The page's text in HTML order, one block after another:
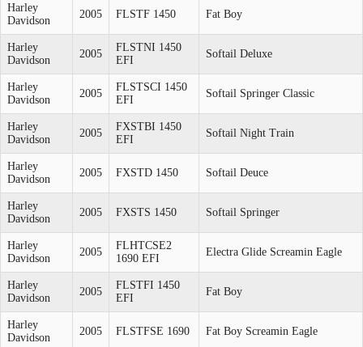
Harley
Davidson
2005 FLSTF 1450 Fat Boy
Harley
Davidson
2005
FLSTNI 1450
EFI
Softail Deluxe
Harley
Davidson
2005
FLSTSCI 1450
EFI
Softail Springer Classic
Harley
Davidson
2005
FXSTBI 1450
EFI
Softail Night Train
Harley
Davidson
2005 FXSTD 1450 Softail Deuce
Harley
Davidson
2005 FXSTS 1450 Softail Springer
Harley
Davidson
2005
FLHTCSE2
1690 EFI
Electra Glide Screamin Eagle
Harley
Davidson
2005
FLSTFI 1450
EFI
Fat Boy
Harley
Davidson
2005 FLSTFSE 1690 Fat Boy Screamin Eagle